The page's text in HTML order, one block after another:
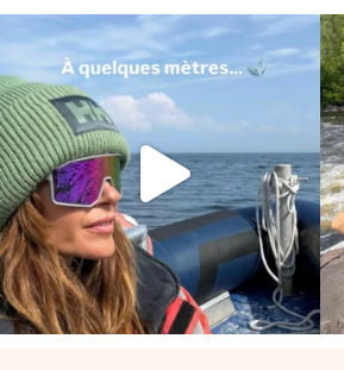
Voir une baleine en photo, c’est
impressionnant 🐋...
196